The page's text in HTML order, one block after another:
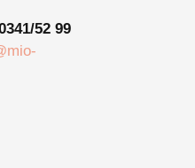
52 99